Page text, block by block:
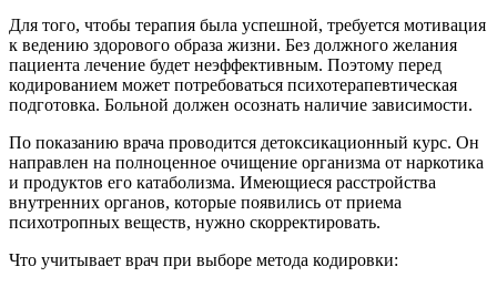
Для того, чтобы терапия была успешной, требуется мотивация
к ведению здорового образа жизни. Без должного желания
пациента лечение будет неэффективным. Поэтому перед
кодированием может потребоваться психотерапевтическая
подготовка. Больной должен осознать наличие зависимости.
По показанию врача проводится детоксикационный курс. Он
направлен на полноценное очищение организма от наркотика
и продуктов его катаболизма. Имеющиеся расстройства
внутренних органов, которые появились от приема
психотропных веществ, нужно скорректировать.
Что учитывает врач при выборе метода кодировки: